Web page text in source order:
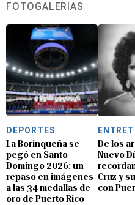
FOTOGALERÍAS
DEPORTES
La Borinqueña se
pegó en Santo
Domingo 2026: un
repaso en imágenes
a las 34 medallas de
oro de Puerto Rico
De los
Nuevo
Cruz y
con